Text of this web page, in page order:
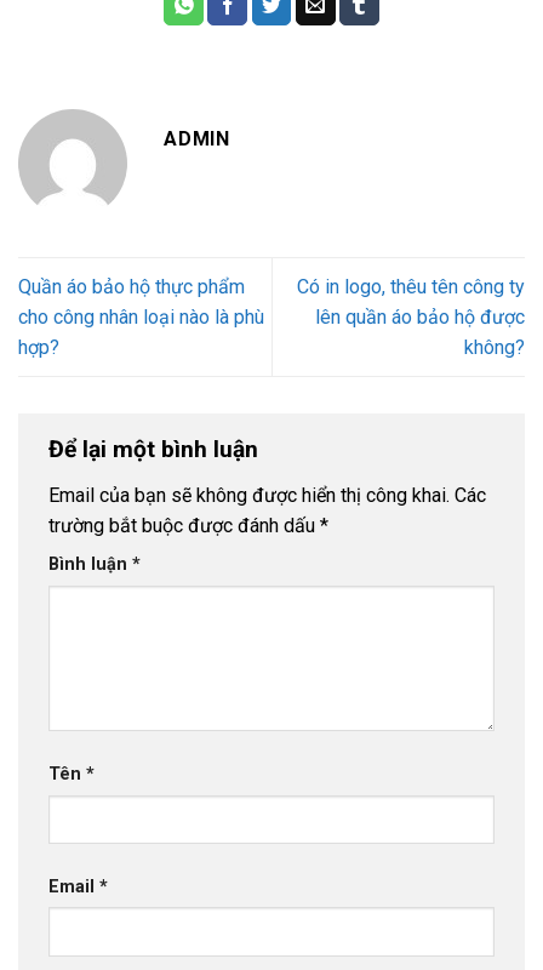
ADMIN
Quần áo bảo hộ thực phẩm
cho công nhân loại nào là phù
hợp?
Có in logo, thêu tên công ty
lên quần áo bảo hộ được
không?
Để lại một bình luận
Email của bạn sẽ không được hiển thị công khai. Các
trường bắt buộc được đánh dấu *
Bình luận *
Tên *
Email *